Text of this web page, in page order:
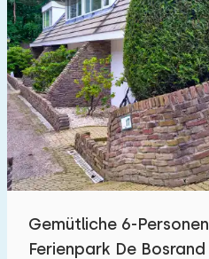
1 2 5 10
Zu öffentlichen
0,2 0,5 1 2
Unterkunft
Im Ferienpark
Gemütliche 6-
Ferienpark De